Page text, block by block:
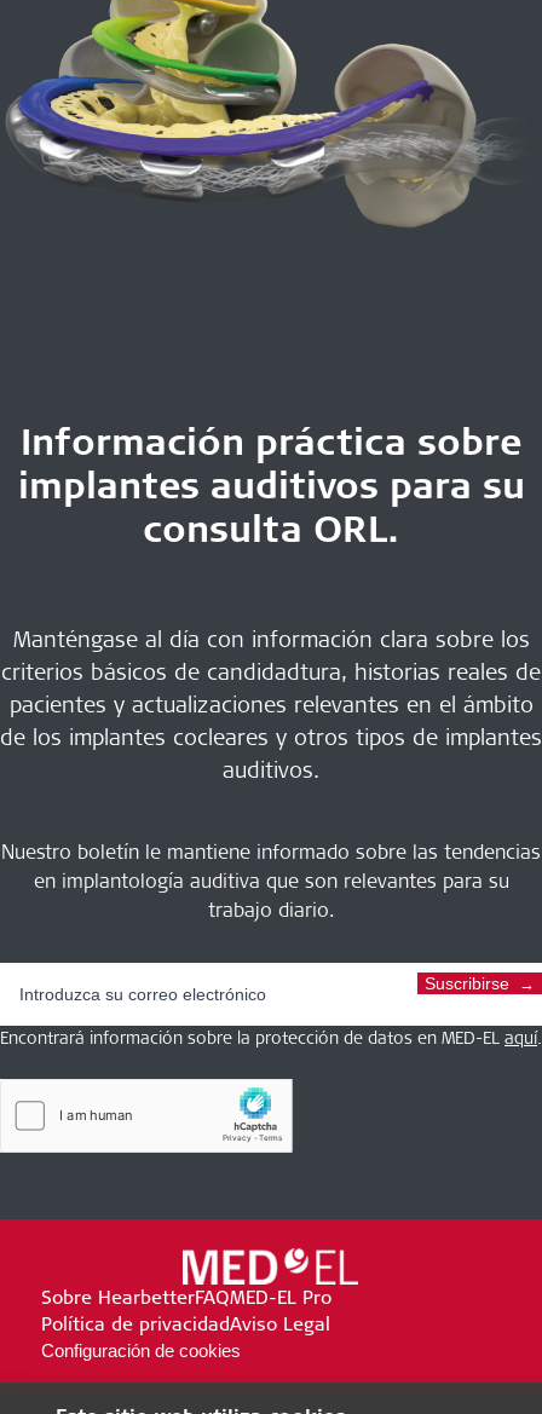
Información práctica sobre
implantes auditivos para su
consulta ORL.
Manténgase al día con información clara sobre los
criterios básicos de candidadtura, historias reales de
pacientes y actualizaciones relevantes en el ámbito
de los implantes cocleares y otros tipos de implantes
auditivos.
Nuestro boletín le mantiene informado sobre las tendencias
en implantología auditiva que son relevantes para su
trabajo diario.
Suscribirse
Encontrará información sobre la protección de datos en MED-EL aquí.
Sobre HearbetterFAQMED-EL Pro
Política de privacidadAviso Legal
Configuración de cookies